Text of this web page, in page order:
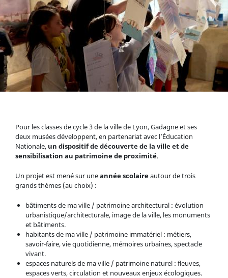
Pour les classes de cycle 3 de la ville de Lyon, Gadagne et ses
deux musées développent, en partenariat avec l’Éducation
Nationale, un dispositif de découverte de la ville et de
sensibilisation au patrimoine de proximité.
Un projet est mené sur uneannée scolaireautour de trois
grands thèmes (au choix) :
bâtiments de ma ville / patrimoine architectural : évolution
urbanistique/architecturale, image de la ville, les monuments
et bâtiments.
habitants de ma ville / patrimoine immatériel : métiers,
savoir-faire, vie quotidienne, mémoires urbaines, spectacle
vivant.
espaces naturels de ma ville / patrimoine naturel : fleuves,
espaces verts, circulation et nouveaux enjeux écologiques.